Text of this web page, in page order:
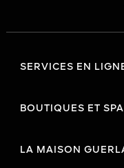
SERVICES EN
BOUTIQUES ET
LA MAISON